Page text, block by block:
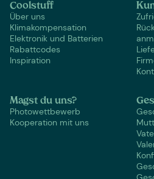
Coolstuff
Über uns
Klimakompensation
Elektronik und Batterien
Rabattcodes
Inspiration
Magst du uns?
Photowettbewerb
Kooperation mit uns